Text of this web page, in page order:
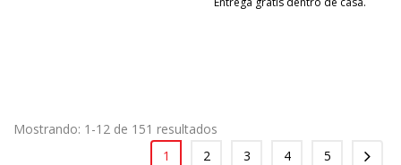
Mostrando: 1-12 de 151 resultados
1
2 3 4 5